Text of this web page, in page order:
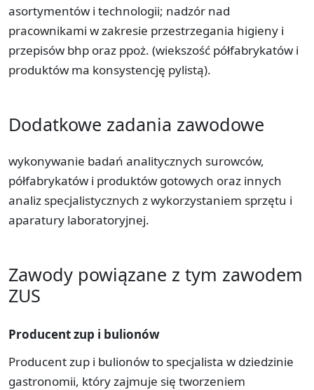
asortymentów i technologii; nadzór nad
pracownikami w zakresie przestrzegania higieny i
przepisów bhp oraz ppoż. (wiekszość półfabrykatów i
produktów ma konsystencję pylistą).
Dodatkowe zadania zawodowe
wykonywanie badań analitycznych surowców,
półfabrykatów i produktów gotowych oraz innych
analiz specjalistycznych z wykorzystaniem sprzętu i
aparatury laboratoryjnej.
Zawody powiązane z tym zawodem
ZUS
Producent zup i bulionów
Producent zup i bulionów to specjalista w dziedzinie
gastronomii, który zajmuje się tworzeniem